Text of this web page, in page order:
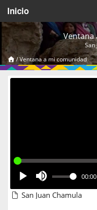
Inicio
Acerca de
Videos Temáticos
Ventana
San
/Ventana a mi comunidad
00:00
San Juan Chamula